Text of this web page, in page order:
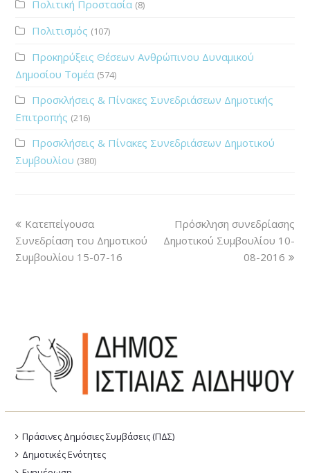
Πολιτική Προστασία (8)
Πολιτισμός (107)
Προκηρύξεις Θέσεων Ανθρώπινου Δυναμικού
Δημοσίου Τομέα (574)
Προσκλήσεις & Πίνακες Συνεδριάσεων Δημοτικής
Επιτροπής (216)
Προσκλήσεις & Πίνακες Συνεδριάσεων Δημοτικού
Συμβουλίου (380)
Κατεπείγουσα
Συνεδρίαση του Δημοτικού
Συμβουλίου 15-07-16
Πρόσκληση συνεδρίασης
Δημοτικού Συμβουλίου 10-
08-2016
Πράσινες Δημόσιες Συμβάσεις (ΠΔΣ)
Δημοτικές Ενότητες